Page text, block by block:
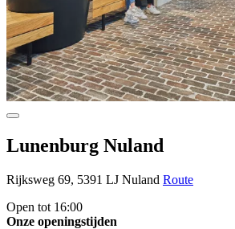
Lunenburg Nuland
Rijksweg 69, 5391 LJ Nuland Route
Open tot 16:00
Onze openingstijden